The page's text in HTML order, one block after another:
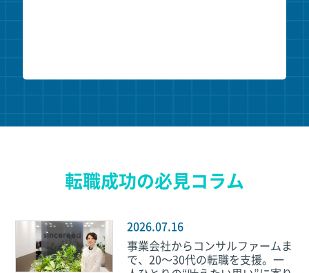
転職成功の必見コラム
2026.07.16
事業会社からコンサルファームま
で、20～30代の転職を支援。一